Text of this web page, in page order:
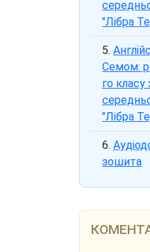
"Лібра
Семом:
го класу
"Лібра
зошита